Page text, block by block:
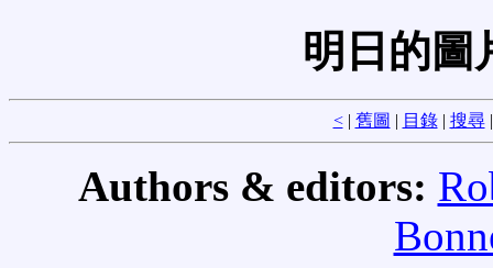
明日的
<| 舊圖 | 目錄| 搜尋
Authors & editors: